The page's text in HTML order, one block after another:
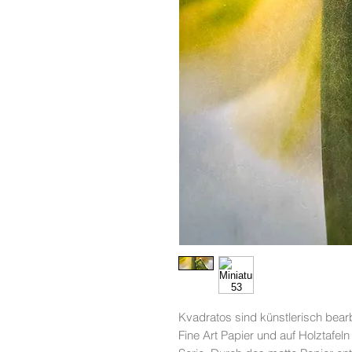
Kvadratos sind künstlerisch
Fine Art Papier und auf